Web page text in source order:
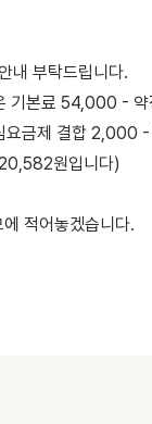
내 부탁드립니다.
기본료 54,000 -
금제 결합 2,000 -
원입니다)
적어놓겠습니다.